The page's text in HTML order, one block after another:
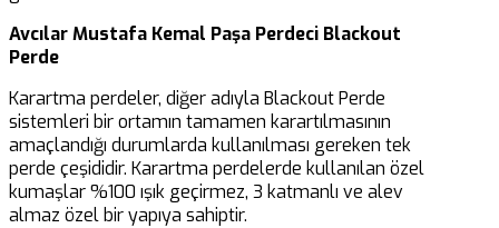
Avcılar Mustafa Kemal Paşa Perdeci Blackout
Perde
Karartma perdeler, diğer adıyla Blackout Perde
sistemleri bir ortamın tamamen karartılmasının
amaçlandığı durumlarda kullanılması gereken tek
perde çeşididir. Karartma perdelerde kullanılan özel
kumaşlar %100 ışık geçirmez, 3 katmanlı ve alev
almaz özel bir yapıya sahiptir.